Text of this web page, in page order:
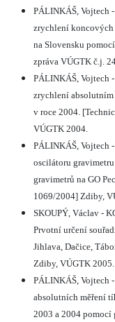
PÁLINKÁŠ, Vojtech
zrychlení
na Slovensku
zpráva VÚGTK č.j.
PÁLINKÁŠ, Vojtech
zrychlení
v roce 2004.
VÚGTK 2004.
PÁLINKÁŠ, Vojtech
oscilátoru
gravimetrů na GO
1069/2004] Zdiby,
SKOUPÝ, Václav -
Prvotní určení
Jihlava, Dačice,
Zdiby, VÚGTK 2005.
PÁLINKÁŠ, Vojtech
absolutních měření
2003 a 2004 pomocí